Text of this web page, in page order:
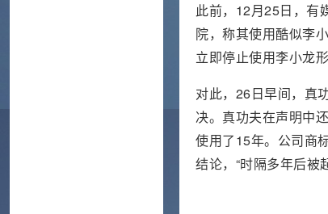
此前，12月25日，有
院，称其使用酷似李
立即停止使用李小龙
对此，26日早间，真
决。真功夫在声明中
使用了15年。公司商
结论，“时隔多年后被